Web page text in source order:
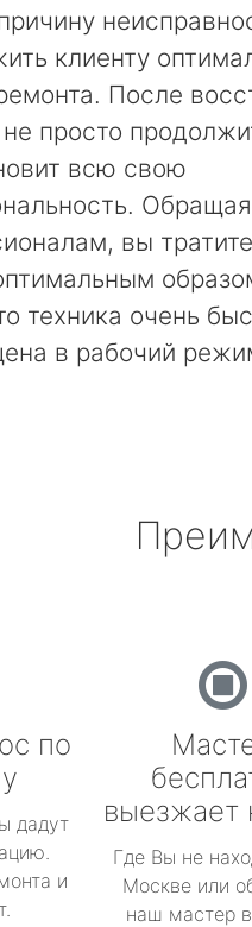
клиенту
После
не просто
всю свою
вы
техника очень
в рабочий
по
дадут
и
выезжает
Где Вы не
Москве или
наш мастер